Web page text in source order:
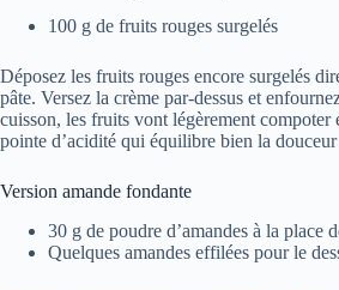
100 g de fruits rouges surgelés
Déposez les fruits rouges encore surgelés
pâte. Versez la crème par-dessus et
cuisson, les fruits vont légèrement compoter
pointe d’acidité qui équilibre bien la
Version amande fondante
30 g de poudre d’amandes à la place
Quelques amandes effilées pour le